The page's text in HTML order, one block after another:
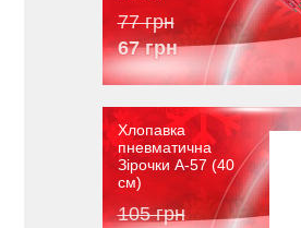
77 грн
67 грн
Хлопавка
пневматична
Зірочки A-57 (40
см)
105 грн